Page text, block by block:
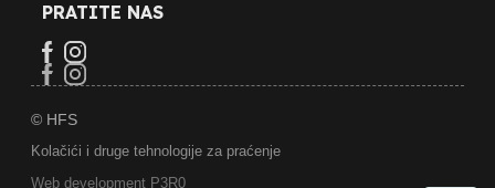
PRATITE NAS
© HFS
Kolačići i druge tehnologije za praćenje
Web development P3R0